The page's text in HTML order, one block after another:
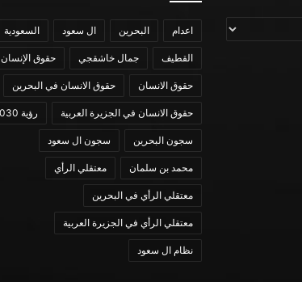
اعدام البحرين ال سعود السعودية
القطيف جمال خاشقجي حقوق الإنسان
حقوق الانسان حقوق الانسان في البحرين
حقوق الانسان في الجزيرة العربية رؤية 2030
سجون البحرين سجون ال سعود
محمد بن سلمان معتقلي الرأي
معتقلي الرأي في البحرين
معتقلي الرأي في الجزيرة العربية
نظام ال سعود